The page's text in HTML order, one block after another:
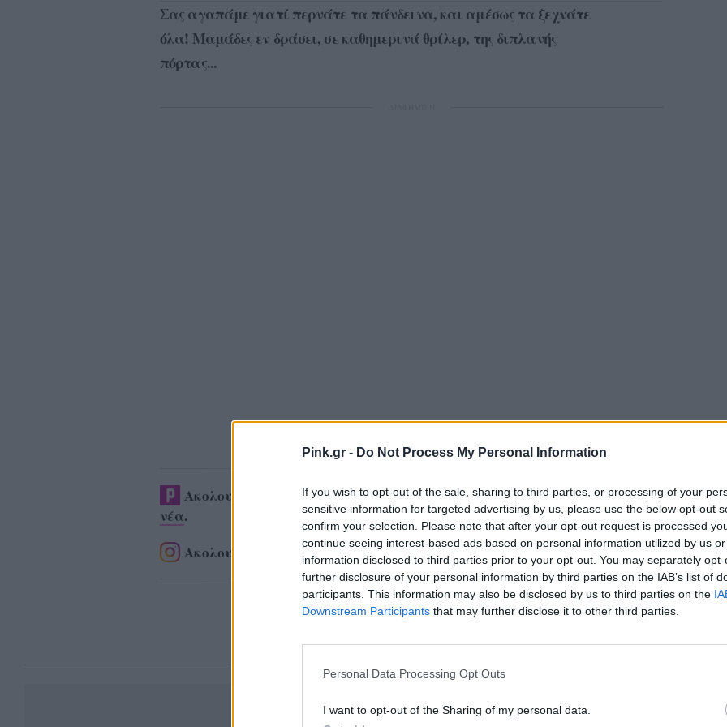
Pink.gr - Do Not Process My Personal Information
If you wish to opt-out of the sale, sharing to third parties, or processing of your
sensitive information for targeted advertising by us, please use the below opt-out
confirm your selection. Please note that after your opt-out request is processed
continue seeing interest-based ads based on personal information utilized by us
information disclosed to third parties prior to your opt-out. You may separately
further disclosure of your personal information by third parties on the IAB’s list of
participants. This information may also be disclosed by us to third parties on the
Downstream Participants that may further disclose it to other third parties.
Personal Data Processing Opt Outs
I want to opt-out of the Sharing of my personal data.
Σας αγαπάμε γιατί περνάτε τα πάνδεινα, και αμέσως τα ξεχνάτε
όλα! Μαμάδες εν δράσει, σε καθημερινά θρίλερ, της διπλανής
πόρτας...
Ακολουθήστε το Pink.gr στοGoogle Newsκαι μάθετε πρώτοιτα πιο hot
νέα.
Ακολουθήστε το Pink.gr και στοInstagram